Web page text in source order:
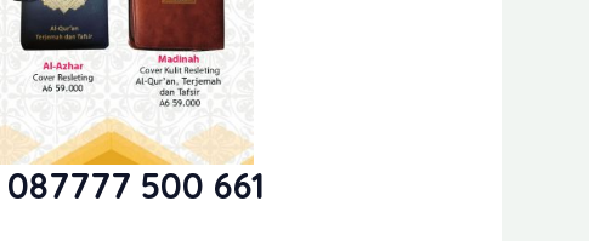
087777 500 661